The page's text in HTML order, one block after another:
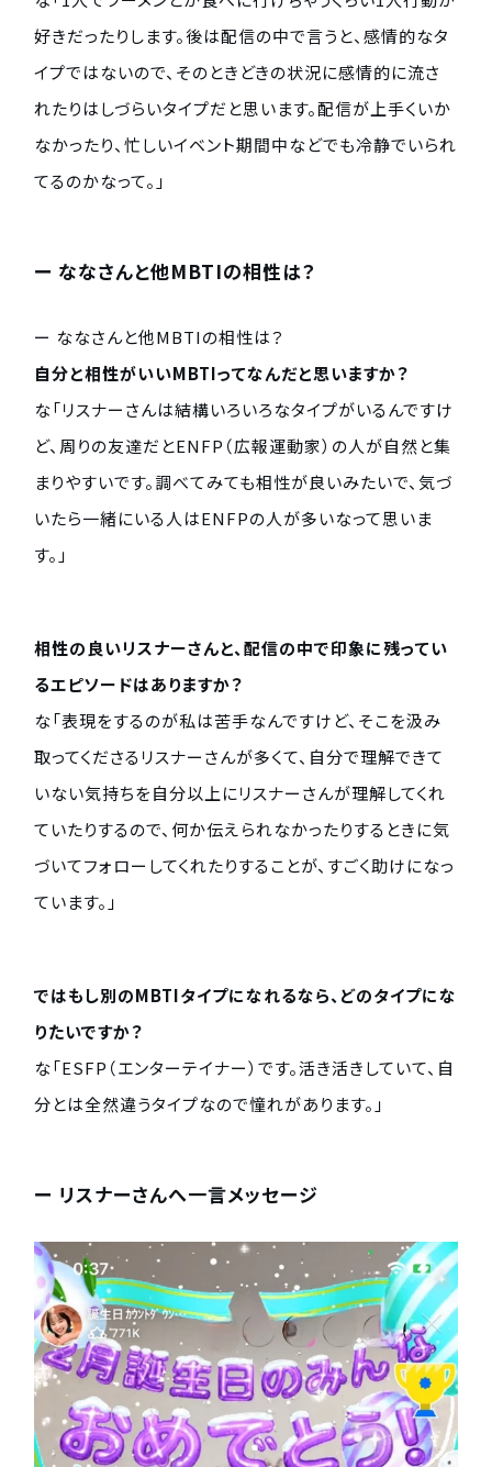
好きだったりします。後は配信の中で言うと、感情的なタ
イプではないので、そのときどきの状況に感情的に流さ
れたりはしづらいタイプだと思います。配信が上手くいか
なかったり、忙しいイベント期間中などでも冷静でいられ
てるのかなって。」
ー ななさんと他MBTIの相性は？
ー ななさんと他MBTIの相性は？
自分と相性がいいMBTIってなんだと思いますか？
な「リスナーさんは結構いろいろなタイプがいるんですけ
ど、周りの友達だとENFP（広報運動家）の人が自然と集
まりやすいです。調べてみても相性が良いみたいで、気づ
いたら一緒にいる人はENFPの人が多いなって思いま
す。」
相性の良いリスナーさんと、配信の中で印象に残ってい
るエピソードはありますか？
な「表現をするのが私は苦手なんですけど、そこを汲み
取ってくださるリスナーさんが多くて、自分で理解できて
いない気持ちを自分以上にリスナーさんが理解してくれ
ていたりするので、何か伝えられなかったりするときに気
づいてフォローしてくれたりすることが、すごく助けになっ
ています。」
ではもし別のMBTIタイプになれるなら、どのタイプにな
りたいですか？
な「ESFP（エンターテイナー）です。活き活きしていて、自
分とは全然違うタイプなので憧れがあります。」
ー リスナーさんへ一言メッセージ